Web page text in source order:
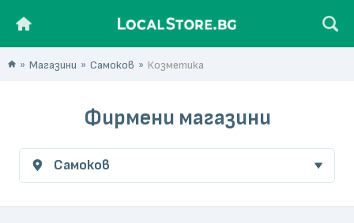
Магазини Самоков Козметика
Фирмени магазини
Самоков